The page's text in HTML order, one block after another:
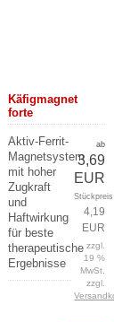
Käfigmagnet
forte
Aktiv-Ferrit-
Magnetsystem
mit hoher
Zugkraft
und
Haftwirkung
für beste
therapeutische
Ergebnisse
ab
3,69
EUR
Stückpreis
4,19
EUR
zzgl.
19 %
MwSt.
zzgl.